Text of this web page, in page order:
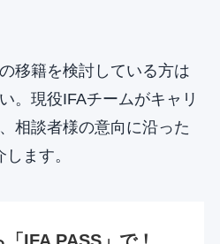
移籍を検討している方は
。現役IFAチームがキャリ
相談者様の意向に沿った
ます。
IFA PASS」で！